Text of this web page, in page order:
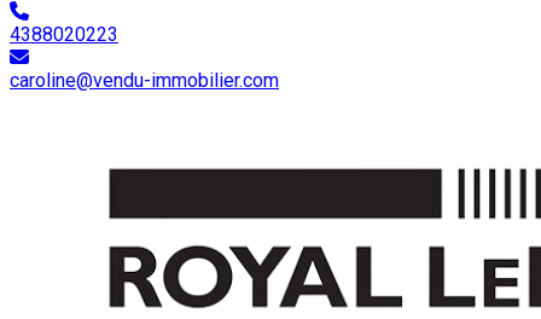
4388020223
caroline@vendu-immobilier.com